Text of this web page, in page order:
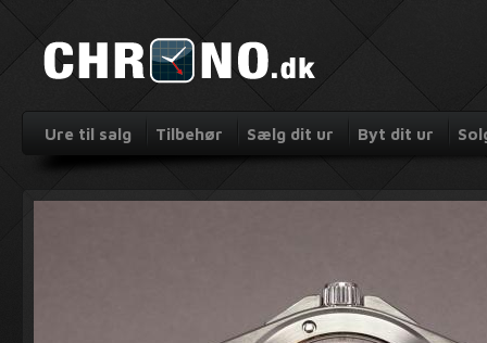
Ure til salg Tilbehør Sælg dit ur Byt dit ur